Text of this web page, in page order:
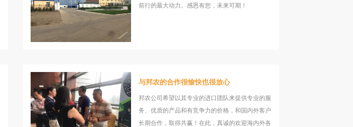
前行的最大动力。感恩有您，未来可期！
与邦农的合作很愉快也很放心
邦农公司希望以其专业的进口团队来提供专业的服
务、优质的产品和有竞争力的价格，和国内外客户
长期合作，取得共赢！在此，真诚的欢迎海内外各